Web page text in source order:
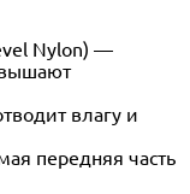
Nylon) —
влагу и
передняя часть